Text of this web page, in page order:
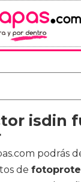
isdin
podrás
de